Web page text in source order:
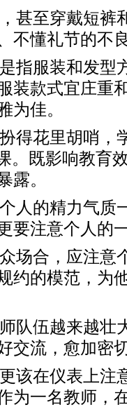
甚至穿戴短裤
不懂礼节的不
指服装和发型
装款式宜庄重
为佳。
得花里胡哨，
。既影响教育
露。
人的精力气质
要注意个人的
场合，应注意
约的模范，为
队伍越来越壮
交流，愈加密
该在仪表上注
为一名教师，